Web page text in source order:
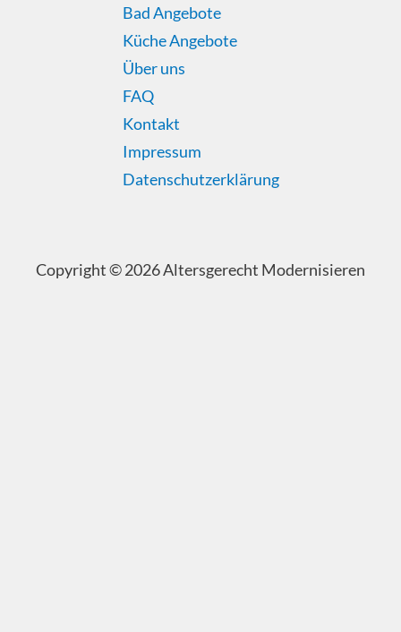
Bad Angebote
Küche Angebote
Über uns
FAQ
Kontakt
Impressum
Datenschutzerklärung
Copyright © 2026 Altersgerecht Modernisieren